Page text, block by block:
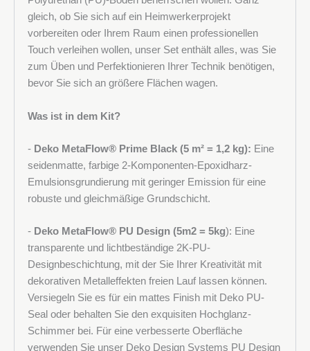
gleich, ob Sie sich auf ein Heimwerkerprojekt
vorbereiten oder Ihrem Raum einen professionellen
Touch verleihen wollen, unser Set enthält alles, was Sie
zum Üben und Perfektionieren Ihrer Technik benötigen,
bevor Sie sich an größere Flächen wagen.
Was ist in dem Kit?
- Deko MetaFlow® Prime Black (5 m² = 1,2 kg): Eine
seidenmatte, farbige 2-Komponenten-Epoxidharz-
Emulsionsgrundierung mit geringer Emission für eine
robuste und gleichmäßige Grundschicht.
- Deko MetaFlow® PU Design (5m2 = 5kg): Eine
transparente und lichtbeständige 2K-PU-
Designbeschichtung, mit der Sie Ihrer Kreativität mit
dekorativen Metalleffekten freien Lauf lassen können.
Versiegeln Sie es für ein mattes Finish mit Deko PU-
Seal oder behalten Sie den exquisiten Hochglanz-
Schimmer bei. Für eine verbesserte Oberfläche
verwenden Sie unser Deko Design Systems PU Design